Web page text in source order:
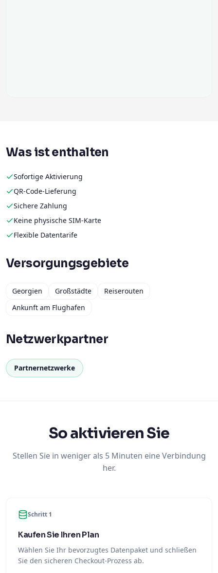
Was ist enthalten
Sofortige Aktivierung
QR-Code-Lieferung
Sichere Zahlung
Keine physische SIM-Karte
Flexible Datentarife
Versorgungsgebiete
Georgien Großstädte
Reiserouten
Ankunft am Flughafen
Netzwerkpartner
Partnernetzwerke
So aktivieren Sie
Stellen Sie in weniger als 5 Minuten eine Verbindung
her.
Schritt 1
Kaufen Sie Ihren Plan
Wählen Sie Ihr bevorzugtes Datenpaket und schließen
Sie den sicheren Checkout-Prozess ab.